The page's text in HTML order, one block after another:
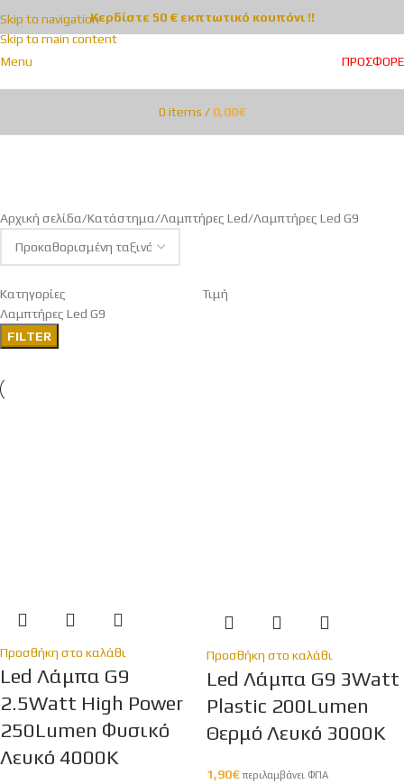
Skip to navigation
Skip to main content
Κερδίστε 50 € εκπτωτικό κουπόνι !!
Menu
0 items / 0,00€
Αρχική σελίδα Κατάστημα Λαμπτήρες Led Λαμπτήρες Led G9
Κατηγορίες
Λαμπτήρες Led G9
Τιμή
FILTER
Προσθήκη στο καλάθι
Led Λάμπα G9
2.5Watt High Power
250Lumen Φυσικό
Λευκό 4000Κ
Προσθήκη στο καλάθι
Led Λάμπα G9 3Watt
Plastic 200Lumen
Θερμό Λευκό 3000Κ
1,90€ περιλαμβάνει ΦΠΑ